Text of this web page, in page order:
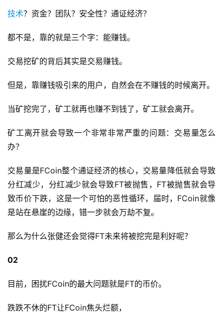
技术？资金？团队？安全性？通证经济？
都不是，靠的就是三个字：能赚钱。
交易挖矿的背后其实是交易赚钱。
但是，靠赚钱吸引来的用户，自然会在不赚钱的时候离开。
当矿挖完了，矿工就再也赚不到钱了，矿工就会离开。
矿工离开就会导致一个非常非常严重的问题：交易量怎么
办？
交易量是FCoin整个通证经济的核心，交易量降低就会导致
分红减少，分红减少就会导致FT被抛售，FT被抛售就会导
致币价下跌，这是一个可怕的恶性循环，届时，FCoin就像
是站在悬崖的边缘，错一步就会万劫不复。
那么为什么张健还会觉得FT未来将被挖完是利好呢？
02
目前，困扰FCoin的最大问题就是FT的币价。
跌跌不休的FT让FCoin焦头烂额，